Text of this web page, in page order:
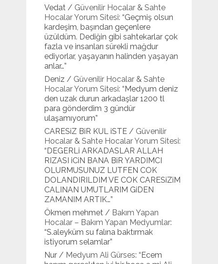
Vedat/ Güvenilir Hocalar & Sahte
Hocalar Yorum Sitesi: “Geçmiş olsun
kardeşim, başından geçenlere
üzüldüm. Dediğin gibi sahtekarlar çok
fazla ve insanları sürekli mağdur
ediyorlar, yaşayanın halinden yaşayan
anlar…”
Deniz / Güvenilir Hocalar & Sahte
Hocalar Yorum Sitesi: “ Medyum deniz
den uzak durun arkadaşlar 1200 tl
para gönderdim 3 gündür
ulaşamıyorum”
CARESiZ BiR KUL iSTE/ Güvenilir
Hocalar & Sahte Hocalar Yorum Sitesi:
“ DEGERLi ARKADASLAR ALLAH
RIZASI iCiN BANA BiR YARDIMCI
OLURMUSUNUZ LUTFEN COK
DOLANDIRILDIM VE COK CARESiZiM
CALINAN UMUTLARIM GiDEN
ZAMANIM ARTIK…”
Ökmen mehmet/ Bakım Yapan
Hocalar – Bakım Yapan Medyumlar:
“S.aleyküm su falına baktırmak
istiyorum selamlar”
Nur/ Medyum Ali Gürses: “ Ecem